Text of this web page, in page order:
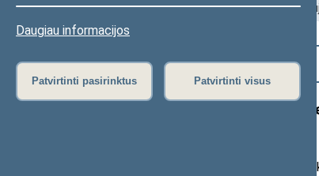
Daugiau informacijos
Patvirtinti pasirinktus Patvirtinti visus
Pradžia>Visuomenei ir žiniasklaidai>
Išplėstinė paieška
Seime vyks tarptautinė
m. birželio 9 d. pranešimas